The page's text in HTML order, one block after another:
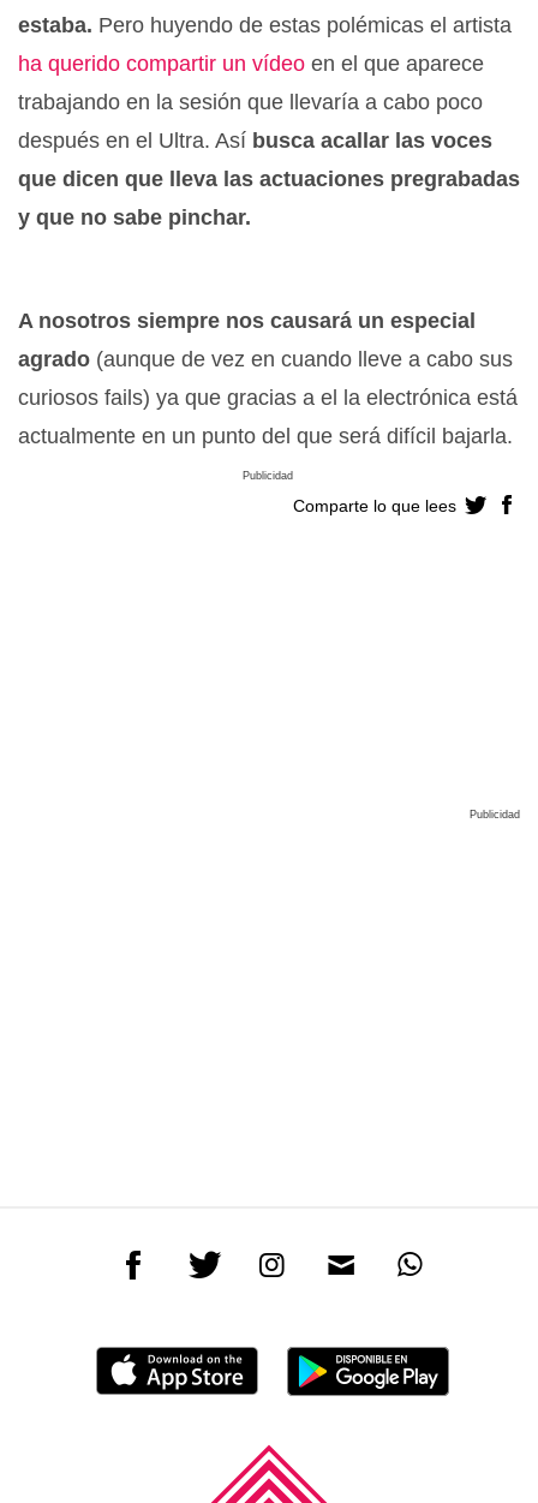
estaba. Pero huyendo de estas polémicas el artista
ha querido compartir un vídeo en el que aparece
trabajando en la sesión que llevaría a cabo poco
después en el Ultra. Así busca acallar las voces
que dicen que lleva las actuaciones pregrabadas
y que no sabe pinchar.
A nosotros siempre nos causará un especial
agrado (aunque de vez en cuando lleve a cabo sus
curiosos fails) ya que gracias a el la electrónica está
actualmente en un punto del que será difícil bajarla.
Comparte lo que lees
Publicidad
Publicidad